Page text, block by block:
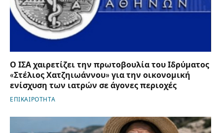
Ο ΙΣΑ χαιρετίζει την πρωτοβουλία του Ιδρύματος
«Στέλιος Χατζηιωάννου» για την οικονομική
ενίσχυση των ιατρών σε άγονες περιοχές
ΕΠΙΚΑΙΡΟΤΗΤΑ